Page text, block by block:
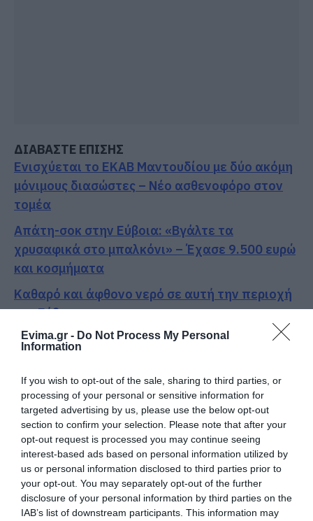
Evima.gr - Do Not Process My Personal
Information
If you wish to opt-out of the sale, sharing to third parties, or
processing of your personal or sensitive information for
targeted advertising by us, please use the below opt-out
section to confirm your selection. Please note that after your
opt-out request is processed you may continue seeing
interest-based ads based on personal information utilized by
us or personal information disclosed to third parties prior to
your opt-out. You may separately opt-out of the further
disclosure of your personal information by third parties on the
IAB’s list of downstream participants. This information may
ΔΙΑΒΑΣΤΕ ΕΠΙΣΗΣ
Ενισχύεται το ΕΚΑΒ Μαντουδίου με δύο ακόμη
μόνιμους διασώστες – Νέο ασθενοφόρο στον
τομέα
Απάτη-σοκ στην Εύβοια: «Βγάλτε τα
χρυσαφικά στο μπαλκόνι» – Έχασε 9.500 ευρώ
και κοσμήματα
Καθαρό και άφθονο νερό σε αυτή την περιοχή
της Εύβοιας
Νύχτα τρόμου στην Εύβοια: Διέρρηξαν σπίτι
ταβέρνα
Ακολουθήστε το evima.gr στο Google News
Διαβάστε όλες τιςειδήσεις για την Εύβοια
Διαβάστε όλες τιςτελευταίες ειδήσεις για την
Ελλάδα και τονΚόσμοστοevima.gr